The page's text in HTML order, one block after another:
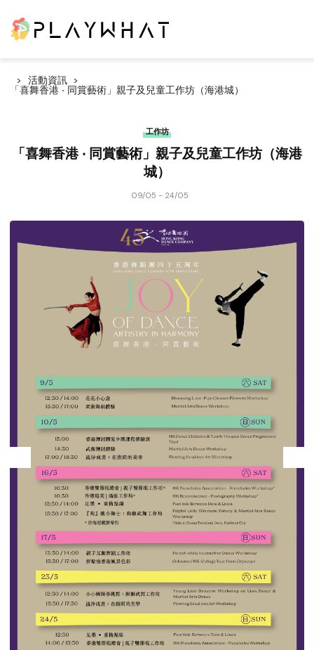
活動資訊
「喜舞香港 ‧ 同賞藝術」親子及兒童工作坊（海港城）
工作坊
「喜舞香港 ‧ 同賞藝術」親子及兒童工作坊（海港
城）
09/05 - 24/05